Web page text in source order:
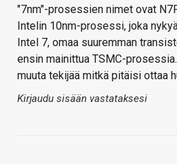
"7nm"-prosessien nimet ovat
Intelin 10nm-prosessi, joka
Intel 7, omaa suuremman
ensin mainittua TSMC-
muuta tekijää mitkä pitäisi ottaa
Kirjaudu sisään vastataksesi